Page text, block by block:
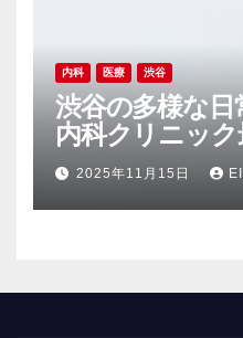
内科 医療 渋谷
渋谷の多様な
内科クリニッ
2025年11月15日